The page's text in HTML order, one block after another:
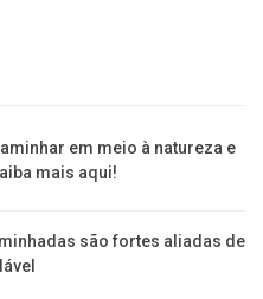
em meio à natureza e
mais aqui!
são fortes aliadas de